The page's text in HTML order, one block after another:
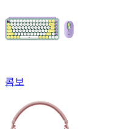
콤보